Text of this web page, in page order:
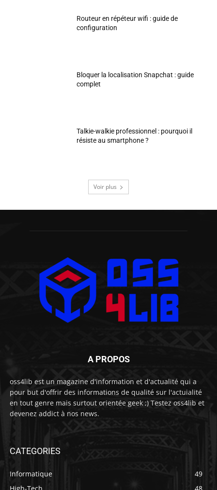
Routeur en répéteur wifi : guide de
configuration
Bloquer la localisation Snapchat : guide
complet
Talkie-walkie professionnel : pourquoi il
résiste au smartphone ?
Voir plus
A PROPOS
oss4lib est un magazine d'information et d'actualité qui a
pour but d'offrir des informations de qualité sur l'actuialité
en tout genre mais surtout orientée geek ;) Testez oss4lib et
devenez addict à nos news.
CATEGORIES
Informatique
49